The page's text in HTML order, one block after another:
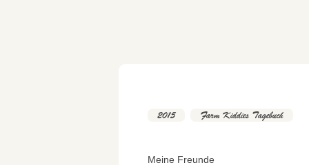
2015 Farm Kiddies Tagebuch
Meine Freunde